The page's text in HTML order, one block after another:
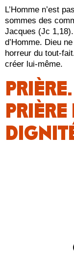
L’Homme n’est
sommes des
Jacques (Jc
d’Homme. Dieu
horreur du tout-
créer lui-même.